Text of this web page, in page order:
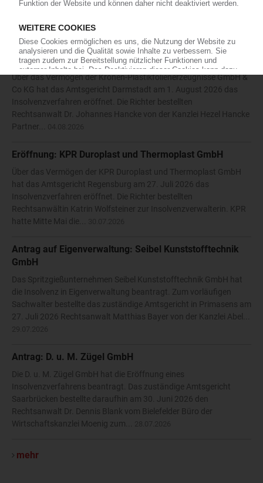
Antoniadis vom Solinger Büro der Kanzlei Anure zum
Eröffnung: Kronen-Plastikfolienerzeugnisse GmbH & Co
KG
Über das Vermögen der Kronen-Plastikfolienerzeugnisse GmbH &
Co KG hat das Amtsgericht Darmstadt am 1. August 2026 das
Insolvenzverfahren eröffnet. Die Richter bestellten
Rechtsanwalt Dr. Johannes Hancke von der Kanzlei Hezel Hancke
Partner...
Eröffnung: KPR Duroplast und Thermoplast GmbH
Über das Vermögen der KPR Duroplast und Thermoplast GmbH
hat das Amtsgericht Regensburg am 27. Juli 2026 das
Insolvenzverfahren eröffnet. Die Richter bestellten
Rechtsanwältin Katrin Wolfsteiner zur Insolvenzverwalterin. KPR
hatte Mitte Mai die...
Antrag auf Eigenverwaltung: Seibel Kunststofftechnik
GmbH
Das Spritzgießunternehmen Seibel Kunststofftechnik GmbH hat
die Insolvenz in Eigenverwaltung beantragt. Zum vorläufigen
Sachwalter bestellte das zuständige Amtsgericht in Primasens am
27. Juli 2026 Rechtsanwalt Matthias Bayer von der Kanzlei Abel...
Antrag: D. u. M. Zügel GmbH
Die D. u. M. Zügel GmbH hat die Eröffnung eines
Insolvenzverfahrens beantragt. Das zuständige Amtsgericht
Saarbrücken bestellte daraufhin am 30. Juni 2026 den
Rechtsanwalt Dr. Dennis Blank vom Bielefelder Büro der
Wirtschaftskanzlei Moenig zum...
mehr